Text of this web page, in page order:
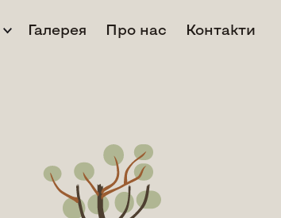
Галерея Про нас Контакти